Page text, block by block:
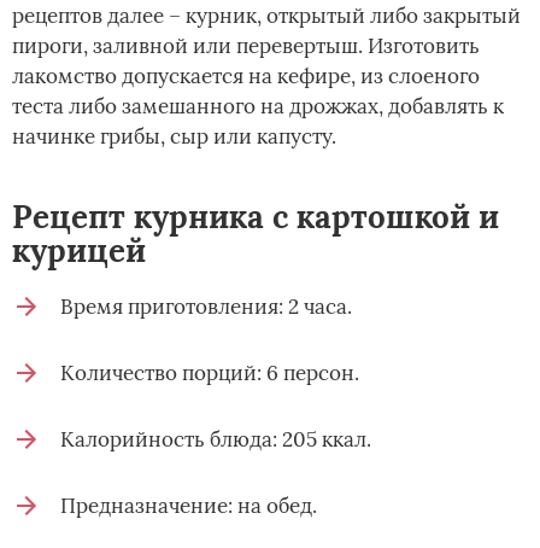
рецептов далее – курник, открытый либо закрытый
пироги, заливной или перевертыш. Изготовить
лакомство допускается на кефире, из слоеного
теста либо замешанного на дрожжах, добавлять к
начинке грибы, сыр или капусту.
Рецепт курника с картошкой и
курицей
Время приготовления: 2 часа.
Количество порций: 6 персон.
Калорийность блюда: 205 ккал.
Предназначение: на обед.